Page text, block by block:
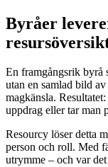
Byråer
En framgångsrik byrå
utan en samlad bild
magkänsla.
uppdrag eller tar man
Resourcy löser detta
person och roll. Med
utrymme – och var